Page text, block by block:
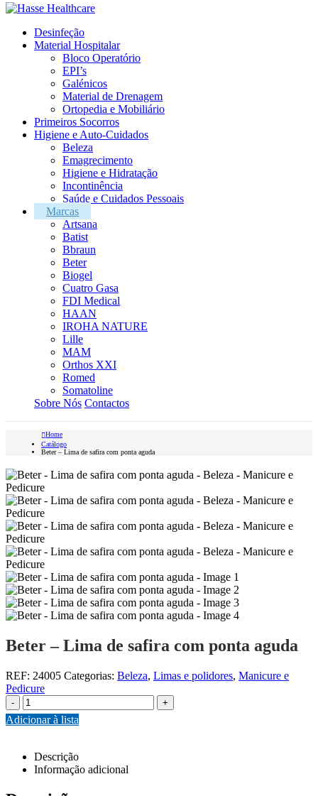
Desinfeção
Material Hospitalar
Bloco Operatório
EPI’s
Galénicos
Material de Drenagem
Ortopedia e Mobiliário
Primeiros Socorros
Higiene e Auto-Cuidados
Beleza
Emagrecimento
Higiene e Hidratação
Incontinência
Saúde e Cuidados Pessoais
Marcas
Artsana
Batist
Bbraun
Beter
Biogel
Cuatro Gasa
FDI Medical
HAAN
IROHA NATURE
Lille
MAM
Orthos XXI
Romed
Somatoline
Sobre Nós Contactos
Home
Catálogo
Beter – Lima de safira com ponta aguda
Beter – Lima de safira com ponta aguda
REF: 24005 Categorias: Beleza, Limas e polidores, Manicure e
Pedicure
- +
Adicionar à lista
Descrição
Informação adicional